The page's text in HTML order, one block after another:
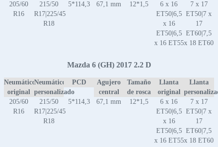
205/60
R16
215/50
R17|225/45
R18
5*114,3 67,1 mm 12*1,5
6 x 16
ET50|6,5
x 16
ET50|6,5
x 16 ET55
7 x 17
ET50|7 x
17
ET60|7,5
x 18 ET60
Mazda 6 (GH) 2017 2.2 D
Neumático
original
Neumático
personalizado
PCD
Agujero
central
Tamaño
de rosca
Llanta
original
Llanta
205/60
R16
215/50
R17|225/45
R18
5*114,3 67,1 mm 12*1,5
6 x 16
ET50|6,5
x 16
ET50|6,5
x 16 ET55
7 x 17
ET50|7 x
17
ET60|7,5
x 18 ET60